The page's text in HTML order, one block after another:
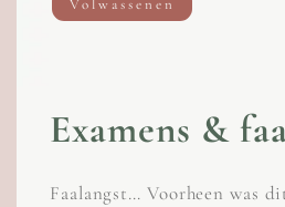
Volwassenen
Examens &
Faalangst… Voorheen was